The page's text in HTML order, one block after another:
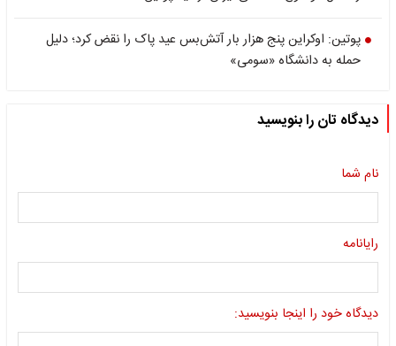
پوتین: اوکراین پنج هزار بار آتش‌بس عید پاک را نقض کرد؛ دلیل
حمله به دانشگاه «سومی»
دیدگاه تان را بنویسید
نام شما
رایانامه
دیدگاه خود را اینجا بنویسید: